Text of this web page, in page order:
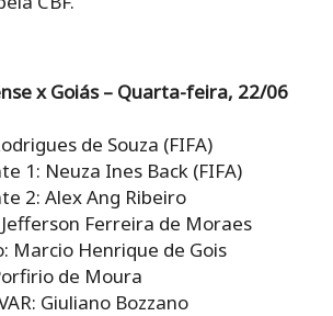
x Goiás – Quarta-feira, 22/06
de Souza (FIFA)
1: Neuza Ines Back (FIFA)
2: Alex Ang Ribeiro
Ferreira de Moraes
Marcio Henrique de Gois
de Moura
Giuliano Bozzano